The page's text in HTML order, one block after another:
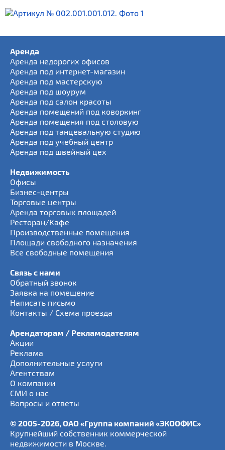
Аренда
Аренда недорогих офисов
Аренда под интернет-магазин
Аренда под мастерскую
Аренда под шоурум
Аренда под салон красоты
Аренда помещений под коворкинг
Аренда помещения под столовую
Аренда под танцевальную студию
Аренда под учебный центр
Аренда под швейный цех
Недвижимость
Офисы
Бизнес-центры
Торговые центры
Аренда торговых площадей
Ресторан/Кафе
Производственные помещения
Площади свободного назначения
Все свободные помещения
Связь с нами
Обратный звонок
Заявка на помещение
Написать письмо
Контакты / Схема проезда
Арендаторам / Рекламодателям
Акции
Реклама
Дополнительные услуги
Агентствам
О компании
СМИ о нас
Вопросы и ответы
© 2005-2026, ОАО «Группа компаний «ЭКООФИС»
Крупнейший собственник коммерческой
недвижимости в Москве.